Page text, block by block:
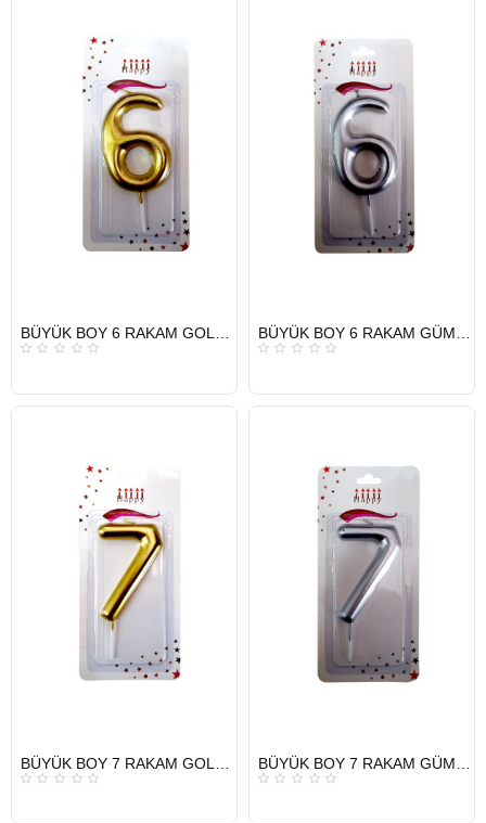
HIZLI
GÖNDERİ
BÜYÜK BOY 6 RAKAM GOLD MUM 13,5CM
HIZLI
GÖNDERİ
BÜYÜK BOY 6 RAKAM GÜMÜŞ MUM 13,5CM
HIZLI
GÖNDERİ
HIZLI
GÖNDERİ